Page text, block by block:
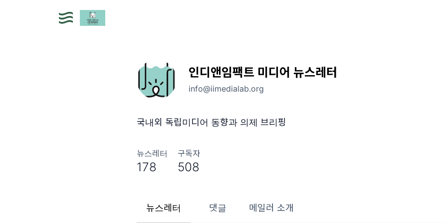
인디앤임팩트 미디어 뉴스레터
info@iimedialab.org
국내외 독립미디어 동향과 의제 브리핑
뉴스레터
178
구독자
508
뉴스레터 댓글 메일러 소개